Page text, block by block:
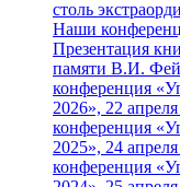
столь
Наши
Презентация
памяти В.И.
конференция
2026», 22
конференция
2025», 24
конференция